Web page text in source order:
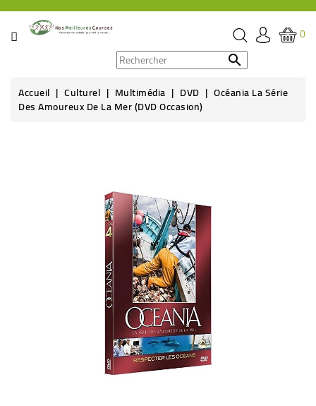
CATÉGORIE
ÉPICERIE
0

Accueil Culturel Multimédia DVD Océania La Série
Des Amoureux De La Mer (DVD Occasion)